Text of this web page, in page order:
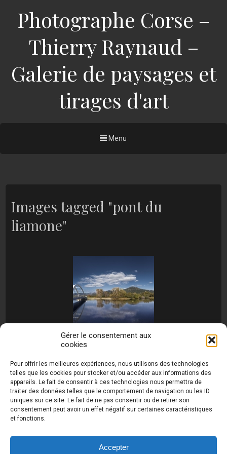
Gérer le consentement aux
cookies
Pour offrir les meilleures expériences, nous utilisons des technologies
telles que les cookies pour stocker et/ou accéder aux informations des
appareils. Le fait de consentir à ces technologies nous permettra de
traiter des données telles que le comportement de navigation ou les ID
uniques sur ce site. Le fait de ne pas consentir ou de retirer son
consentement peut avoir un effet négatif sur certaines caractéristiques
et fonctions.
Accepter
Photographe Corse –
Thierry Raynaud –
Galerie de paysages et
tirages d'art
Menu
Images tagged "pont du
liamone"
raynaud.com ©
Toutes les photos de ce site sont